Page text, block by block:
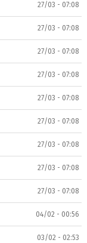
27/03 - 07:08
27/03 - 07:08
27/03 - 07:08
27/03 - 07:08
27/03 - 07:08
27/03 - 07:08
27/03 - 07:08
27/03 - 07:08
27/03 - 07:08
04/02 - 00:56
03/02 - 02:53